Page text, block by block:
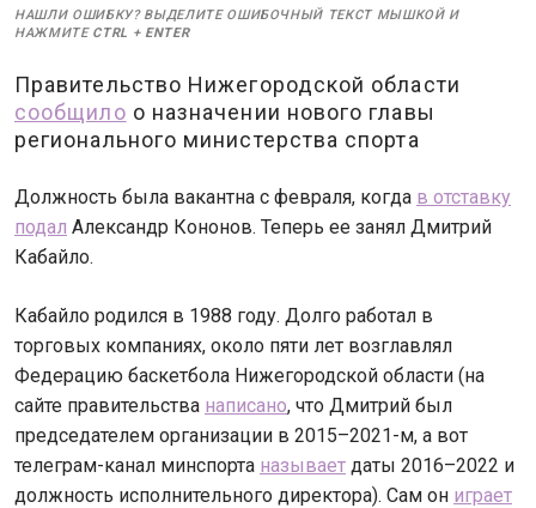
НАШЛИ ОШИБКУ? ВЫДЕЛИТЕ ОШИБОЧНЫЙ ТЕКСТ МЫШКОЙ И
НАЖМИТЕ CTRL + ENTER
Правительство Нижегородской области
сообщило о назначении нового главы
регионального министерства спорта
Должность была вакантна с февраля, когда в отставку
подал Александр Кононов. Теперь ее занял Дмитрий
Кабайло.
Кабайло родился в 1988 году. Долго работал в
торговых компаниях, около пяти лет возглавлял
Федерацию баскетбола Нижегородской области (на
сайте правительства написано, что Дмитрий был
председателем организации в 2015–2021-м, а вот
телеграм-канал минспорта называет даты 2016–2022 и
должность исполнительного директора). Сам он играет